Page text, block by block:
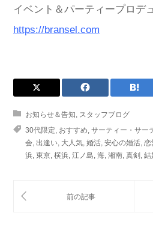
イベント＆パーティープロデ
https://bransel.com
お知らせ＆告知
スタッフブログ
30代限定 おすすめ サーティー・サー
会 出逢い 大人気 婚活 安心の婚活 恋
浜 東京 横浜 江ノ島 海 湘南 真剣 結